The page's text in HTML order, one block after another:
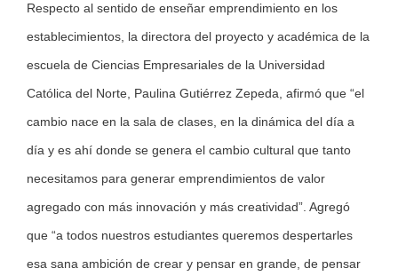
Respecto al sentido de enseñar emprendimiento en los
establecimientos, la directora del proyecto y académica de la
escuela de Ciencias Empresariales de la Universidad
Católica del Norte, Paulina Gutiérrez Zepeda, afirmó que “el
cambio nace en la sala de clases, en la dinámica del día a
día y es ahí donde se genera el cambio cultural que tanto
necesitamos para generar emprendimientos de valor
agregado con más innovación y más creatividad”. Agregó
que “a todos nuestros estudiantes queremos despertarles
esa sana ambición de crear y pensar en grande, de pensar